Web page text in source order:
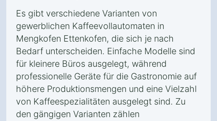
Es gibt verschiedene Varianten von
gewerblichen Kaffeevollautomaten in
Mengkofen Ettenkofen, die sich je nach
Bedarf unterscheiden. Einfache Modelle sind
für kleinere Büros ausgelegt, während
professionelle Geräte für die Gastronomie auf
höhere Produktionsmengen und eine Vielzahl
von Kaffeespezialitäten ausgelegt sind. Zu
den gängigen Varianten zählen